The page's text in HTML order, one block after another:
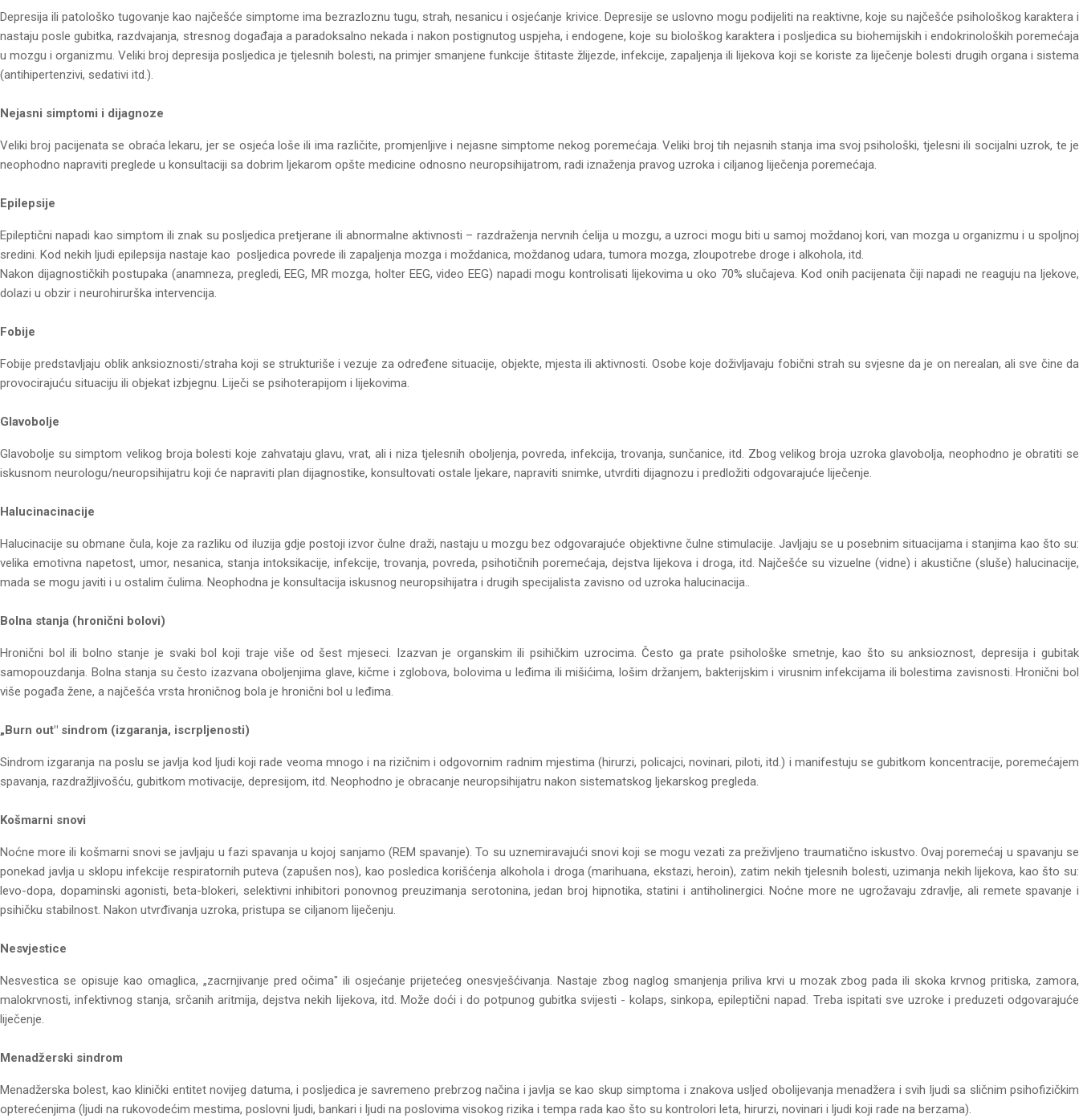
Depresija ili patološko tugovanje kao najčešće simptome ima bezrazloznu tugu, strah, nesanicu i osjećanje krivice. Depresije se uslovno mogu podijeliti na reaktivne, koje su najčešće psihološkog karaktera i
nastaju posle gubitka, razdvajanja, stresnog događaja a paradoksalno nekada i nakon postignutog uspjeha, i endogene, koje su biološkog karaktera i posljedica su biohemijskih i endokrinoloških poremećaja
u mozgu i organizmu. Veliki broj depresija posljedica je tjelesnih bolesti, na primjer smanjene funkcije štitaste žlijezde, infekcije, zapaljenja ili lijekova koji se koriste za liječenje bolesti drugih organa i sistema
(antihipertenzivi, sedativi itd.).
Nejasni simptomi i dijagnoze
Veliki broj pacijenata se obraća lekaru, jer se osjeća loše ili ima različite, promjenljive i nejasne simptome nekog poremećaja. Veliki broj tih nejasnih stanja ima svoj psihološki, tjelesni ili socijalni uzrok, te je
neophodno napraviti preglede u konsultaciji sa dobrim ljekarom opšte medicine odnosno neuropsihijatrom, radi iznaženja pravog uzroka i ciljanog liječenja poremećaja.
Epilepsije
Epileptični napadi kao simptom ili znak su posljedica pretjerane ili abnormalne aktivnosti – razdraženja nervnih ćelija u mozgu, a uzroci mogu biti u samoj moždanoj kori, van mozga u organizmu i u spoljnoj
sredini. Kod nekih ljudi epilepsija nastaje kao posljedica povrede ili zapaljenja mozga i moždanica, moždanog udara, tumora mozga, zloupotrebe droge i alkohola, itd.
Nakon dijagnostičkih postupaka (anamneza, pregledi, EEG, MR mozga, holter EEG, video EEG) napadi mogu kontrolisati lijekovima u oko 70% slučajeva. Kod onih pacijenata čiji napadi ne reaguju na ljekove,
dolazi u obzir i neurohirurška intervencija.
Fobije
Fobije predstavljaju oblik anksioznosti/straha koji se strukturiše i vezuje za određene situacije, objekte, mjesta ili aktivnosti. Osobe koje doživljavaju fobični strah su svjesne da je on nerealan, ali sve čine da
provocirajuću situaciju ili objekat izbjegnu. Liječi se psihoterapijom i lijekovima.
Glavobolje
Glavobolje su simptom velikog broja bolesti koje zahvataju glavu, vrat, ali i niza tjelesnih oboljenja, povreda, infekcija, trovanja, sunčanice, itd. Zbog velikog broja uzroka glavobolja, neophodno je obratiti se
iskusnom neurologu/neuropsihijatru koji će napraviti plan dijagnostike, konsultovati ostale ljekare, napraviti snimke, utvrditi dijagnozu i predložiti odgovarajuće liječenje.
Halucinacinacije
Halucinacije su obmane čula, koje za razliku od iluzija gdje postoji izvor čulne draži, nastaju u mozgu bez odgovarajuće objektivne čulne stimulacije. Javljaju se u posebnim situacijama i stanjima kao što su:
velika emotivna napetost, umor, nesanica, stanja intoksikacije, infekcije, trovanja, povreda, psihotičnih poremećaja, dejstva lijekova i droga, itd. Najčešće su vizuelne (vidne) i akustične (sluše) halucinacije,
mada se mogu javiti i u ostalim čulima. Neophodna je konsultacija iskusnog neuropsihijatra i drugih specijalista zavisno od uzroka halucinacija..
Bolna stanja (hronični bolovi)
Hronični bol ili bolno stanje je svaki bol koji traje više od šest mjeseci. Izazvan je organskim ili psihičkim uzrocima. Često ga prate psihološke smetnje, kao što su anksioznost, depresija i gubitak
samopouzdanja. Bolna stanja su često izazvana oboljenjima glave, kičme i zglobova, bolovima u leđima ili mišićima, lošim držanjem, bakterijskim i virusnim infekcijama ili bolestima zavisnosti. Hronični bol
više pogađa žene, a najčešća vrsta hroničnog bola je hronični bol u leđima.
„Burn out" sindrom (izgaranja, iscrpljenosti)
Sindrom izgaranja na poslu se javlja kod ljudi koji rade veoma mnogo i na rizičnim i odgovornim radnim mjestima (hirurzi, policajci, novinari, piloti, itd.) i manifestuju se gubitkom koncentracije, poremećajem
spavanja, razdražljivošću, gubitkom motivacije, depresijom, itd. Neophodno je obracanje neuropsihijatru nakon sistematskog ljekarskog pregleda.
Košmarni snovi
Noćne more ili košmarni snovi se javljaju u fazi spavanja u kojoj sanjamo (REM spavanje). To su uznemiravajući snovi koji se mogu vezati za preživljeno traumatično iskustvo. Ovaj poremećaj u spavanju se
ponekad javlja u sklopu infekcije respiratornih puteva (zapušen nos), kao posledica korišćenja alkohola i droga (marihuana, ekstazi, heroin), zatim nekih tjelesnih bolesti, uzimanja nekih lijekova, kao što su:
levo-dopa, dopaminski agonisti, beta-blokeri, selektivni inhibitori ponovnog preuzimanja serotonina, jedan broj hipnotika, statini i antiholinergici. Noćne more ne ugrožavaju zdravlje, ali remete spavanje i
psihičku stabilnost. Nakon utvrđivanja uzroka, pristupa se ciljanom liječenju.
Nesvjestice
Nesvestica se opisuje kao omaglica, „zacrnjivanje pred očima" ili osjećanje prijetećeg onesvješćivanja. Nastaje zbog naglog smanjenja priliva krvi u mozak zbog pada ili skoka krvnog pritiska, zamora,
malokrvnosti, infektivnog stanja, srčanih aritmija, dejstva nekih lijekova, itd. Može doći i do potpunog gubitka svijesti - kolaps, sinkopa, epileptični napad. Treba ispitati sve uzroke i preduzeti odgovarajuće
liječenje.
Menadžerski sindrom
Menadžerska bolest, kao klinički entitet novijeg datuma, i posljedica je savremeno prebrzog načina i javlja se kao skup simptoma i znakova usljed obolijevanja menadžera i svih ljudi sa sličnim psihofizičkim
opterećenjima (ljudi na rukovodećim mestima, poslovni ljudi, bankari i ljudi na poslovima visokog rizika i tempa rada kao što su kontrolori leta, hirurzi, novinari i ljudi koji rade na berzama).